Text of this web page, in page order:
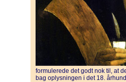
formulerede det godt nok til, at
bag oplysningen i det 18.